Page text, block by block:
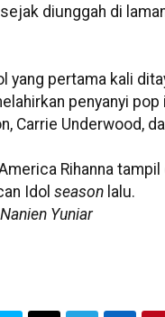
diunggah di
yang pertama kali
penyanyi
Carrie Underwood,
Rihanna tampil
Idol season lalu.
Yuniar